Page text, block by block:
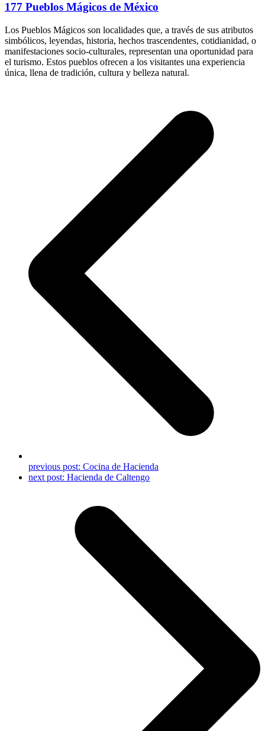
177 Pueblos Mágicos de México
Los Pueblos Mágicos son localidades que, a través de sus atributos
simbólicos, leyendas, historia, hechos trascendentes, cotidianidad, o
manifestaciones socio-culturales, representan una oportunidad para
el turismo. Estos pueblos ofrecen a los visitantes una experiencia
única, llena de tradición, cultura y belleza natural.
previous post: Cocina de Hacienda
next post: Hacienda de Caltengo